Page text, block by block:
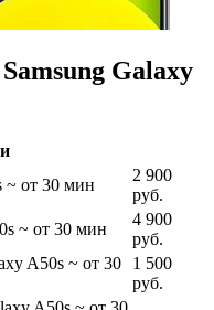
Galaxy
~ от 30 мин
2 900
руб.
~ от 30 мин
4 900
руб.
A50s ~ от 30
1 500
руб.